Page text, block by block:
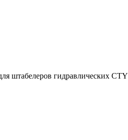
штабелеров гидравлических CTY